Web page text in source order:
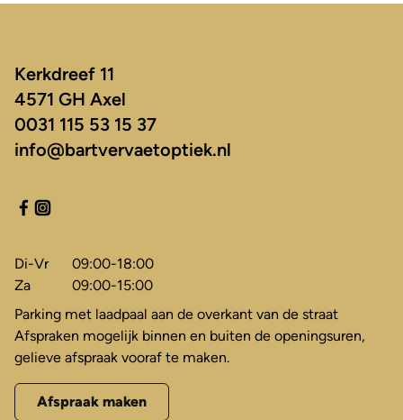
Kerkdreef 11
4571 GH Axel
0031 115 53 15 37
info@bartvervaetoptiek.nl
Di-Vr
09:00-18:00
Za
09:00-15:00
Parking met laadpaal aan de overkant van de straat
Afspraken mogelijk binnen en buiten de openingsuren,
gelieve afspraak vooraf te maken.
Afspraak maken